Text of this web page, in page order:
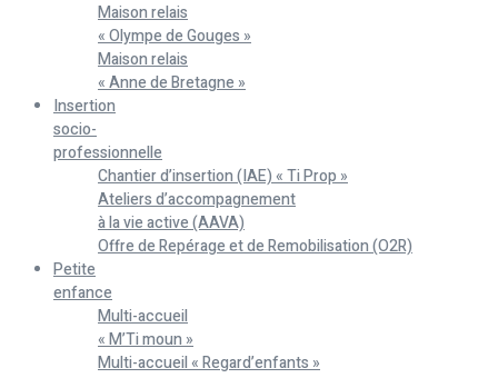
Maison relais
« Olympe de Gouges »
Maison relais
« Anne de Bretagne »
Insertion
socio-
professionnelle
Chantier d’insertion (IAE) « Ti Prop »
Ateliers d’accompagnement
à la vie active (AAVA)
Offre de Repérage et de Remobilisation (O2R)
Petite
enfance
Multi-accueil
« M’Ti moun »
Multi-accueil « Regard’enfants »